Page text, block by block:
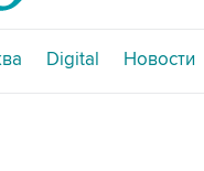
Digital Новости